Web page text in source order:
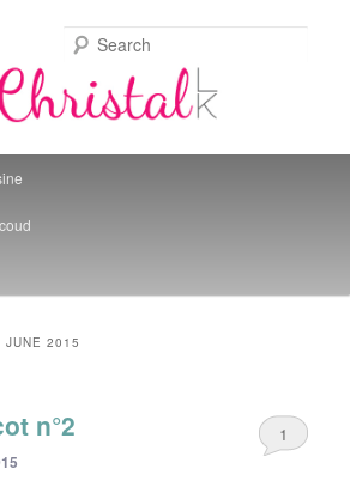
Kitchen
JUNE 2015
n°2 1